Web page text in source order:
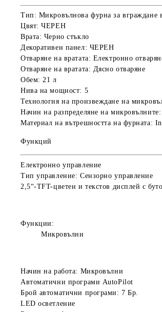
Тип: Микровълнова фурна за вграждане
Цвят:ЧЕРЕН
Врата: Черно стъкло
Декоративен панел: ЧЕРЕН
Отваряне на вратата: Електронно
Отваряне на вратата: Дясно отваряне
Обем:21 л
Нива на мощност: 5
Технология на произвеждане на
Начин на разпределяне на микровълните:
Материал на вътрешността на фурната:
Функций
Електронно управление
Тип управление: Сензорно управление
2,5“-TFT-цветен и текстов дисплей с
Функции:
Микровълни
Начин на работа: Микровълни
Автоматични програми AutoPilot
Брой автоматични програми: 7 Бр.
LED осветление